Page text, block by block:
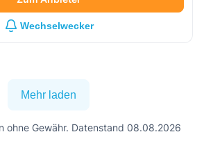
Wechselwecker
Mehr laden
ohne Gewähr. Datenstand 08.08.2026